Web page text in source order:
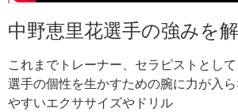
中野恵里花選手の強みを
これまでトレーナー、セラピストとして
選手の個性を生かすための腕に力が入
やすいエクササイズやドリル